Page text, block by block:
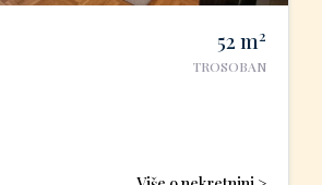
52 m2
TROSOBAN